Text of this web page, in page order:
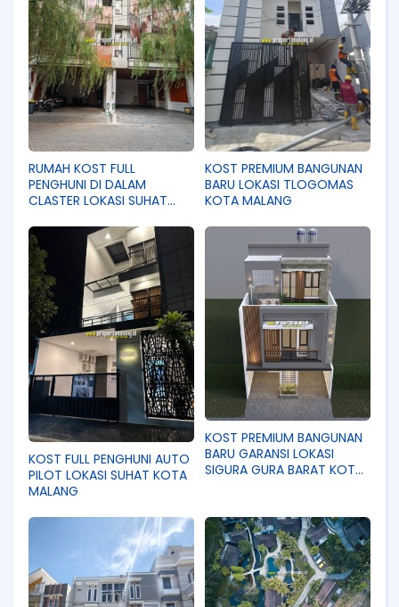
RUMAH KOST FULL
PENGHUNI DI DALAM
CLASTER LOKASI SUHAT
KOST PREMIUM BANGUNAN
BARU LOKASI TLOGOMAS
KOTA MALANG
KOST FULL PENGHUNI AUTO
PILOT LOKASI SUHAT KOTA
MALANG
KOST PREMIUM BANGUNAN
BARU GARANSI LOKASI
SIGURA GURA BARAT KOTA